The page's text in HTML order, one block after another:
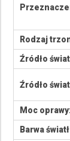
Rodzaj
Źródło
Źródło
Moc
Barwa